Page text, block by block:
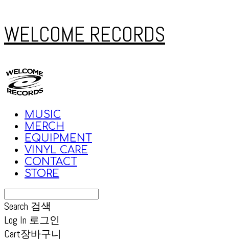
WELCOME RECORDS
MUSIC
MERCH
EQUIPMENT
VINYL CARE
CONTACT
STORE
Search 검색
Log In 로그인
Cart장바구니